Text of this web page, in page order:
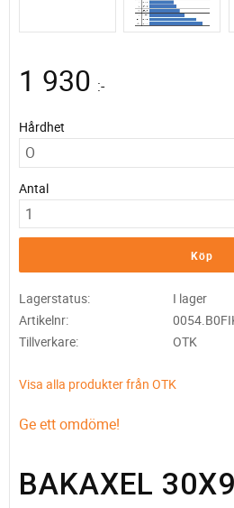
1 930 :-
Hårdhet
Antal
Köp
Lagerstatus
I lager
Artikelnr
Tillverkare
OTK
Visa alla produkter från OTK
Ge ett omdöme!
BAKAXEL